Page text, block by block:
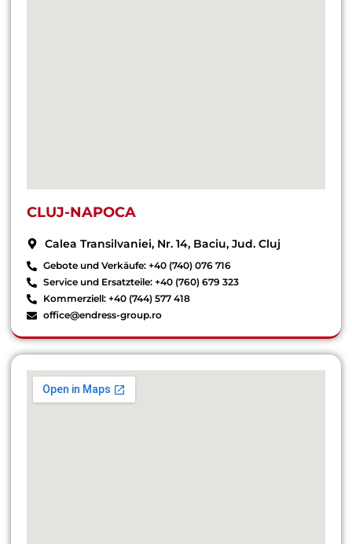
CLUJ-NAPOCA
Calea Transilvaniei, Nr. 14, Baciu, Jud. Cluj
Gebote und Verkäufe: +40 (740) 076 716
Service und Ersatzteile: +40 (760) 679 323
Kommerziell: +40 (744) 577 418
office@endress-group.ro